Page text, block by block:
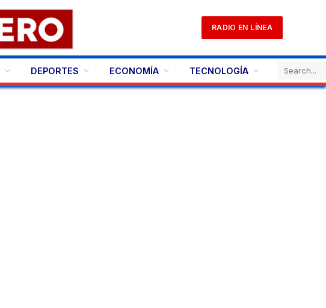
RADIO EN LÍNEA
DEPORTES ECONOMÍA TECNOLOGÍA